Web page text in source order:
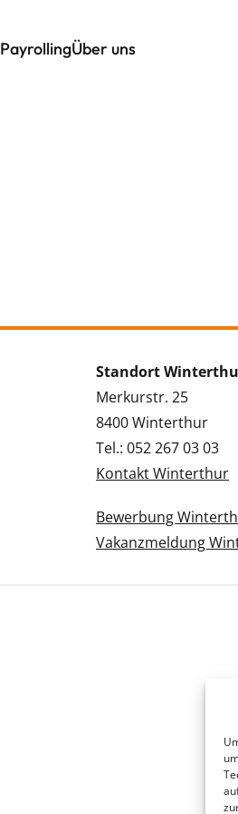
PayrollingÜber uns
Standort
Merkurstr. 25
8400 Winterthur
Tel.: 052 267 03 03
Kontakt Winterthur
Bewerbung
Vakanzmeldung